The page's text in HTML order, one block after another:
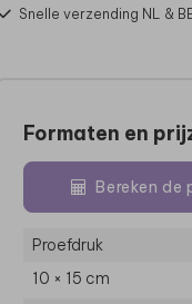
Snelle verzending NL &
Formaten en
Bereken
Proefdruk
10 × 15 cm